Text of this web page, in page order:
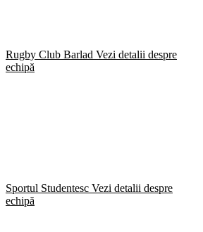
Rugby Club Barlad Vezi detalii despre
echipă
Sportul Studentesc Vezi detalii despre
echipă